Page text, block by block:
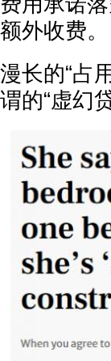
额外收费。
漫长的“占
谓的“虚幻